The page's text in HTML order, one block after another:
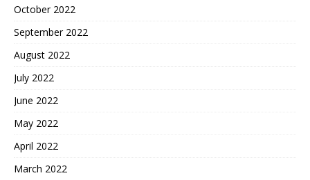
October 2022
September 2022
August 2022
July 2022
June 2022
May 2022
April 2022
March 2022